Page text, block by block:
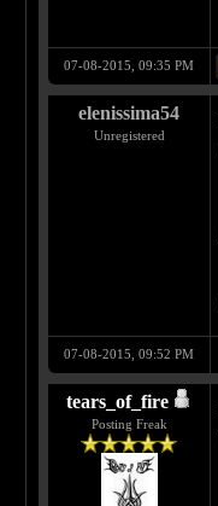
07-08-2015, 09:35 PM
elenissima54
Unregistered
07-08-2015, 09:52 PM
tears_of_fire
Posting Freak